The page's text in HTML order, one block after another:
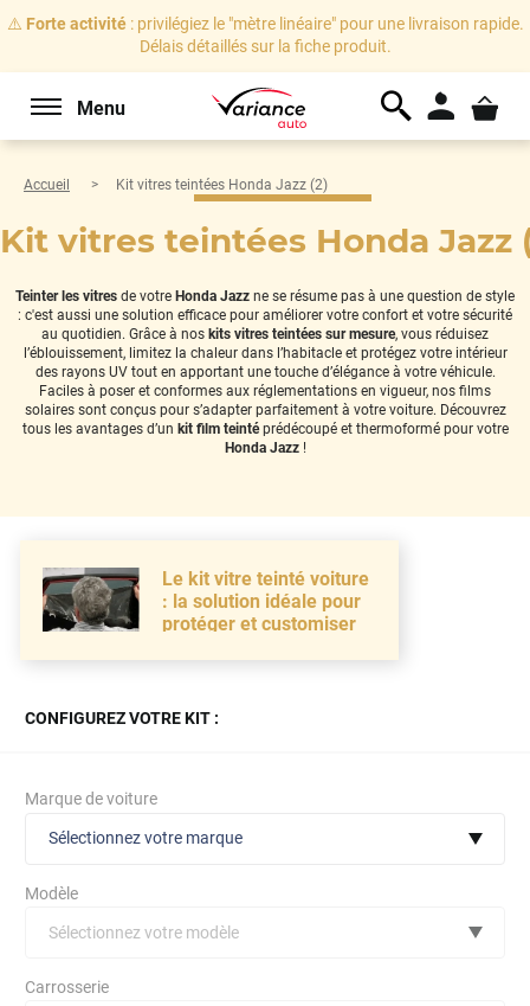
⚠️ Forte activité: privilégiez le "mètre linéaire" pour une livraison rapide.
Délais détaillés sur la fiche produit.
Menu
Accueil Kit vitres teintées Honda Jazz (2)
Kit vitres teintées Honda Jazz
Teinter les vitres de votre Honda Jazz ne se résume pas à une question de style
: c'est aussi une solution efficace pour améliorer votre confort et votre sécurité
au quotidien. Grâce à nos kits vitres teintées sur mesure, vous réduisez
l’éblouissement, limitez la chaleur dans l’habitacle et protégez votre intérieur
des rayons UV tout en apportant une touche d’élégance à votre véhicule.
Faciles à poser et conformes aux réglementations en vigueur, nos films
solaires sont conçus pour s’adapter parfaitement à votre voiture. Découvrez
tous les avantages d’un kit film teintéprédécoupé et thermoformé pour votre
Honda Jazz!
Le kit vitre teinté voiture
: la solution idéale pour
protéger et customiser
CONFIGUREZ VOTRE KIT :
Marque de voiture
Sélectionnez votre marque
Modèle
Sélectionnez votre modèle
Carrosserie